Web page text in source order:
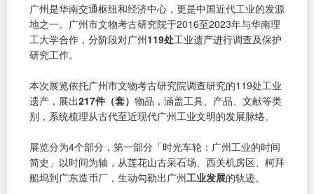
广州是华南交通枢纽和经济中心，更是中国近代工业的发源
地之一。广州市文物考古研究院于2016至2023年与华南理
工大学合作，分阶段对广州119处工业遗产进行调查及保护
研究工作。
本次展览依托广州市文物考古研究院调查研究的119处工业
遗产，展出217件（套） 物品，涵盖工具、产品、文献等类
别，系统梳理从古代至近现代广州工业文明的发展脉络。
展览分为4个部分，第一部分「时光车轮：广州工业的时间
简史」以时间为轴，从莲花山古采石场、西关机房区、柯拜
船坞到广东造币厂，生动勾勒出广州工业发展的轨迹。